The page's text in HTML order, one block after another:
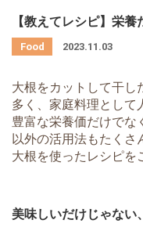
【教えてレシピ】栄
2023.11.03
大根をカットして干し
多く、家庭料理として
豊富な栄養価だけでな
以外の活用法もたくさ
大根を使ったレシピを
美味しいだけじゃな